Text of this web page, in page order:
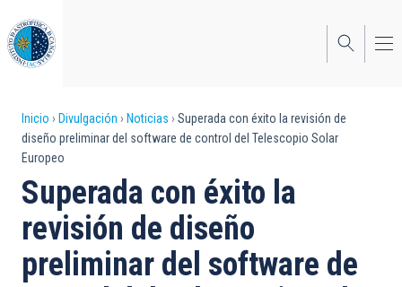
al
contenido
principal
Sobrescribir
enlaces
de
ayuda
a
Inicio Divulgación Noticias
Superada con éxito la revisión de
diseño preliminar del software de control del Telescopio Solar
Europeo
Superada con éxito la
revisión de diseño
preliminar del software de